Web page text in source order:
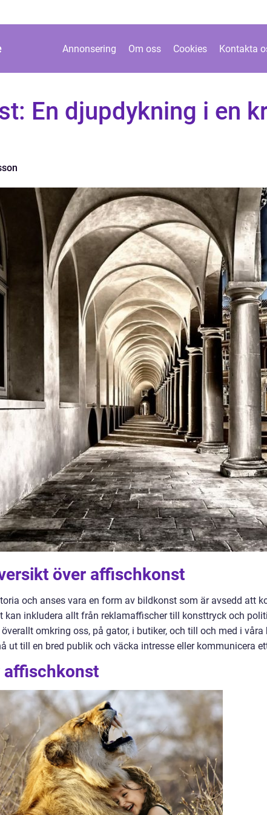
Annonsering Om oss Cookies Kontakta
En djupdykning i en
över affischkonst
och anses vara en form av bildkonst som är avsedd att
kan inkludera allt från reklamaffischer till konsttryck och
omkring oss, på gator, i butiker, och till och med i våra
ut till en bred publik och väcka intresse eller kommunicera
affischkonst